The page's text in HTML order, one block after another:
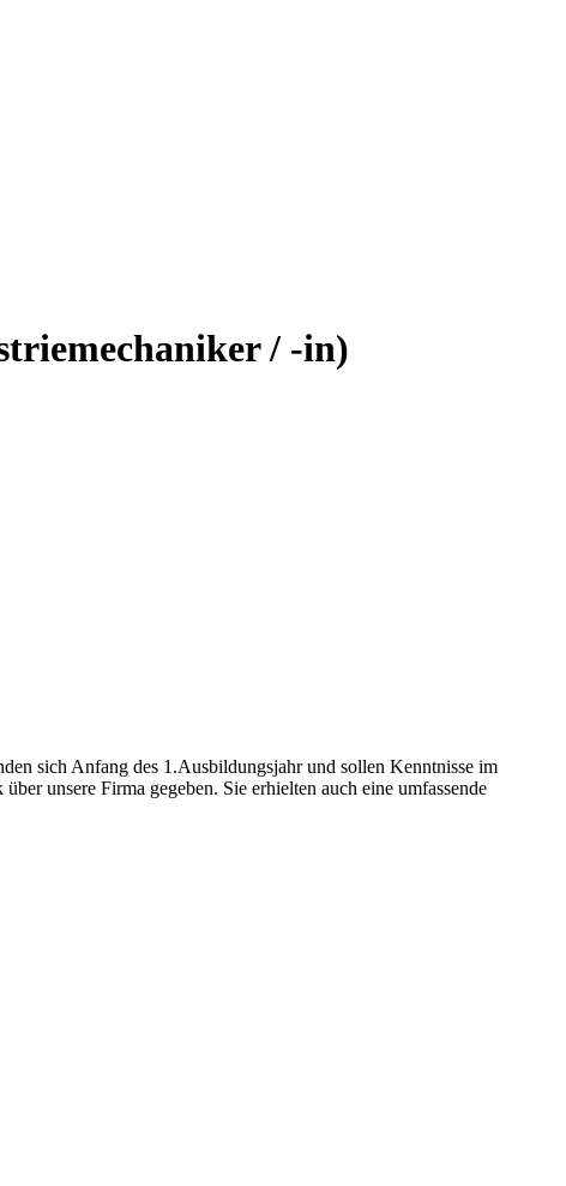
/ -in)
sich Anfang des 1.Ausbildungsjahr und sollen Kenntnisse im
unsere Firma gegeben. Sie erhielten auch eine umfassende